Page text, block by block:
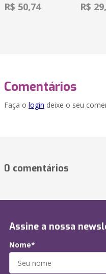
R$ 50,74 R$
Comentários
Faça o login deixe o seu
0 comentários
Assine a nossa
Nome*